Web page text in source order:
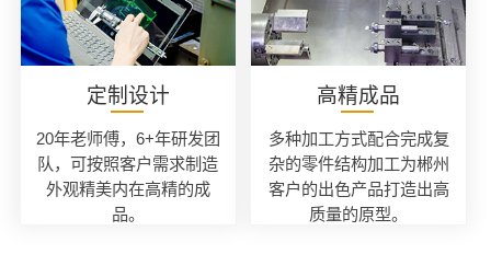
定制设计
20年老师傅，6+年研发团
队，可按照客户需求制造
外观精美内在高精的成
品。
高精成品
多种加工方式配合完成复
杂的零件结构加工为郴州
客户的出色产品打造出高
质量的原型。